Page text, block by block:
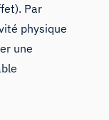
Par
physique
une